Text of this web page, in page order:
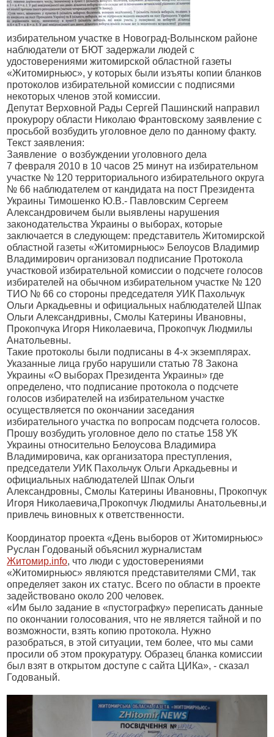
избирательном участке в Новоград-Волынском районе
наблюдатели от БЮТ задержали людей с
удостоверениями житомирской областной газеты
«Житомирньюс», у которых были изъяты копии бланков
протоколов избирательной комиссии с подписями
некоторых членов этой комиссии.
Депутат Верховной Рады Сергей Пашинский направил
прокурору области Николаю Франтовскому заявление с
просьбой возбудить уголовное дело по данному факту.
Текст заявления:
Заявление о возбуждении уголовного дела
7 февраля 2010 в 10 часов 25 минут на избирательном
участке № 120 территориального избирательного округа
№ 66 наблюдателем от кандидата на пост Президента
Украины Тимошенко Ю.В.- Павловским Сергеем
Александровичем были выявлены нарушения
законодательства Украины о выборах, которые
заключается в следующем: представитель Житомирской
областной газеты «Житомирньюс» Белоусов Владимир
Владимирович организовал подписание Протокола
участковой избирательной комиссии о подсчете голосов
избирателей на обычном избирательном участке № 120
ТИО № 66 со стороны председателя УИК Пахольчук
Ольги Аркадьевны и официальных наблюдателей Шпак
Ольги Александривны, Смолы Катерины Ивановны,
Прокопчука Игоря Николаевича, Прокопчук Людмилы
Анатольевны.
Такие протоколы были подписаны в 4-х экземплярах.
Указанные лица грубо нарушили статью 78 Закона
Украины «О выборах Президента Украины» где
определено, что подписание протокола о подсчете
голосов избирателей на избирательном участке
осуществляется по окончании заседания
избирательного участка по вопросам подсчета голосов.
Прошу возбудить уголовное дело по статье 158 УК
Украины относительно Белоусова Владимира
Владимировича, как организатора преступления,
председатели УИК Пахольчук Ольги Аркадьевны и
официальных наблюдателей Шпак Ольги
Александровны, Смолы Катерины Ивановны, Прокопчук
Игоря Николаевича,Прокопчук Людмилы Анатольевны,и
привлечь виновных к ответственности.
Координатор проекта «День выборов от Житомирньюс»
Руслан Годованый объяснил журналистам
Житомир.info, что люди с удостоверениями
«Житомирньюс» являются представителями СМИ, так
определяет закон их статус. Всего по области в проекте
задействовано около 200 человек.
«Им было задание в «пустографку» переписать данные
по окончании голосования, что не является тайной и по
возможности, взять копию протокола. Нужно
разобраться, в этой ситуации, тем более, что мы сами
просили об этом прокуратуру. Образец бланка комиссии
был взят в открытом доступе с сайта ЦИКа», - сказал
Годованый.